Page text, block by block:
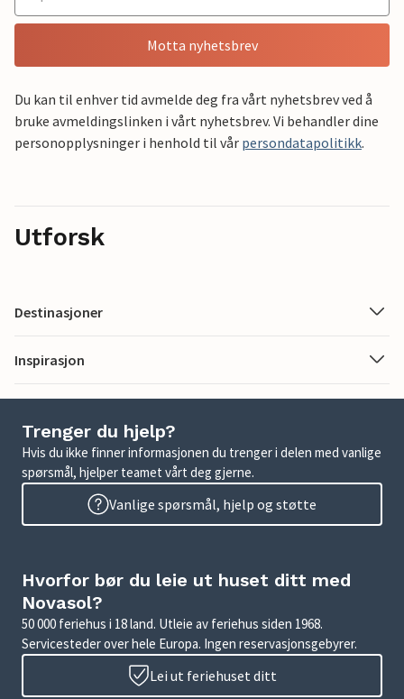
Motta nyhetsbrev
Du kan til enhver tid avmelde deg fra vårt nyhetsbrev ved å
bruke avmeldingslinken i vårt nyhetsbrev. Vi behandler dine
personopplysninger i henhold til vår persondatapolitikk.
Utforsk
Destinasjoner
Inspirasjon
Trenger du hjelp?
Hvis du ikke finner informasjonen du trenger i delen med vanlige
spørsmål, hjelper teamet vårt deg gjerne.
Vanlige spørsmål, hjelp og støtte
Hvorfor bør du leie ut huset ditt med
Novasol?
50 000 feriehus i 18 land. Utleie av feriehus siden 1968.
Servicesteder over hele Europa. Ingen reservasjonsgebyrer.
Lei ut feriehuset ditt